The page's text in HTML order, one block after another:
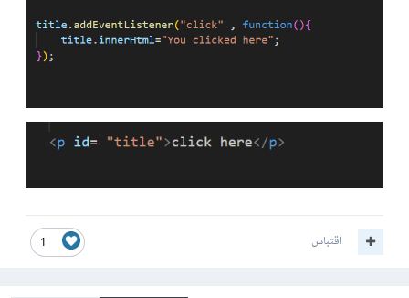
1 اقتباس